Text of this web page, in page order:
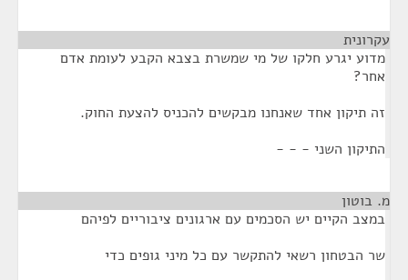
עקרונית
מדוע יגרע חלקו של מי שמשרת בצבא הקבע לעומת אדם
אחר?
זה תיקון אחד שאנחנו מבקשים להכניס להצעת החוק.
התיקון השני - - -
מ. בוטון
במצב הקיים יש הסכמים עם ארגונים ציבוריים לפיהם
שר הבטחון רשאי להתקשר עם כל מיני גופים כדי